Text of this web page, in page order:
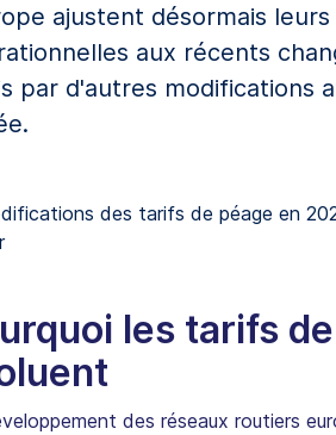
ajustent désormais
aux récents
par d'autres modifications
les tarifs
des réseaux routiers